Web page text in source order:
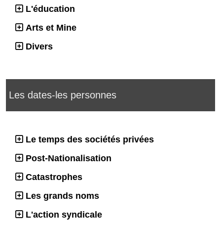
L'éducation
Arts et Mine
Divers
Les dates-les personnes
Le temps des sociétés privées
Post-Nationalisation
Catastrophes
Les grands noms
L'action syndicale